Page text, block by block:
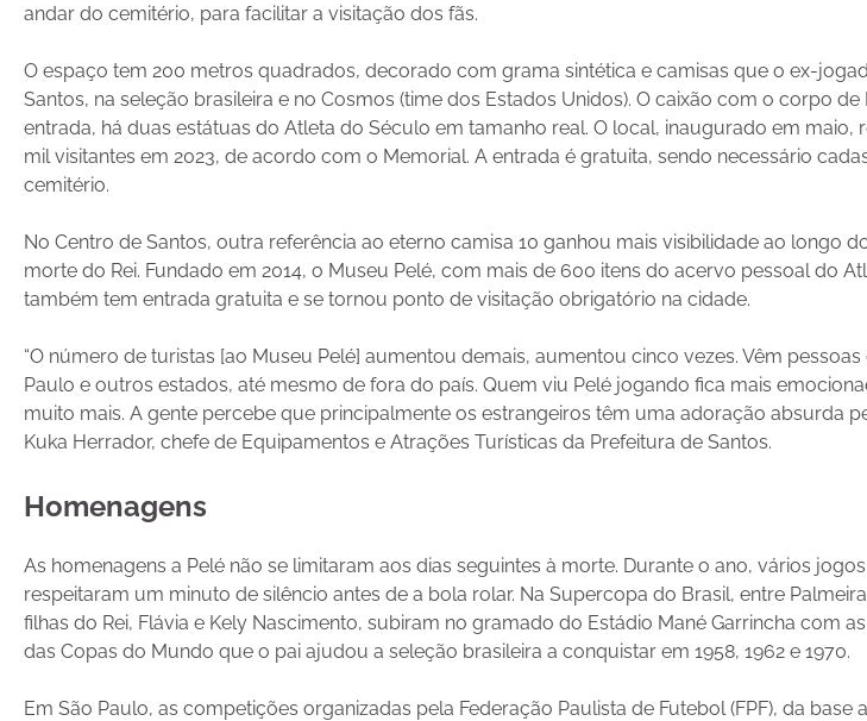
andar do cemitério, para facilitar a visitação dos fãs.
O espaço tem 200 metros quadrados, decorado com grama sintética e camisas que o ex-
Santos, na seleção brasileira e no Cosmos (time dos Estados Unidos). O caixão com o corpo de
entrada, há duas estátuas do Atleta do Século em tamanho real. O local, inaugurado em maio,
mil visitantes em 2023, de acordo com o Memorial. A entrada é gratuita, sendo necessário
cemitério.
No Centro de Santos, outra referência ao eterno camisa 10 ganhou mais visibilidade ao longo
morte do Rei. Fundado em 2014, o Museu Pelé, com mais de 600 itens do acervo pessoal do
também tem entrada gratuita e se tornou ponto de visitação obrigatório na cidade.
“O número de turistas [ao Museu Pelé] aumentou demais, aumentou cinco vezes. Vêm
Paulo e outros estados, até mesmo de fora do país. Quem viu Pelé jogando fica mais
muito mais. A gente percebe que principalmente os estrangeiros têm uma adoração absurda
Kuka Herrador, chefe de Equipamentos e Atrações Turísticas da Prefeitura de Santos.
Homenagens
As homenagens a Pelé não se limitaram aos dias seguintes à morte. Durante o ano, vários
respeitaram um minuto de silêncio antes de a bola rolar. Na Supercopa do Brasil, entre
filhas do Rei, Flávia e Kely Nascimento, subiram no gramado do Estádio Mané Garrincha com
das Copas do Mundo que o pai ajudou a seleção brasileira a conquistar em 1958, 1962 e 1970.
Em São Paulo, as competições organizadas pela Federação Paulista de Futebol (FPF), da base